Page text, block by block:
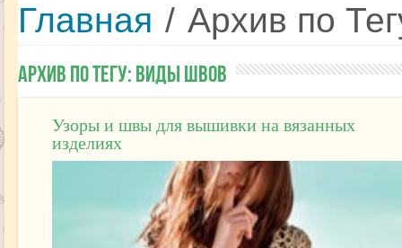
Главная / Архив по
Архив по Тегу: Виды швов
Узоры и швы для вышивки на вязанных
изделиях